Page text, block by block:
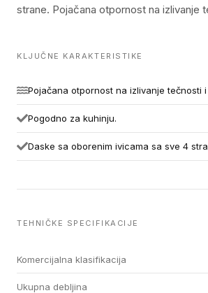
strane. Pojačana otpornost na izlivanje
KLJUČNE KARAKTERISTIKE
Pojačana otpornost na izlivanje tečnosti i
Pogodno za kuhinju.
Daske sa oborenim ivicama sa sve 4
TEHNIČKE SPECIFIKACIJE
Komercijalna klasifikacija
Ukupna debljina